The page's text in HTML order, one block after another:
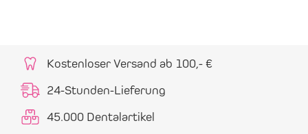
Kostenloser Versand ab 100,- €
24-Stunden-Lieferung
45.000 Dentalartikel